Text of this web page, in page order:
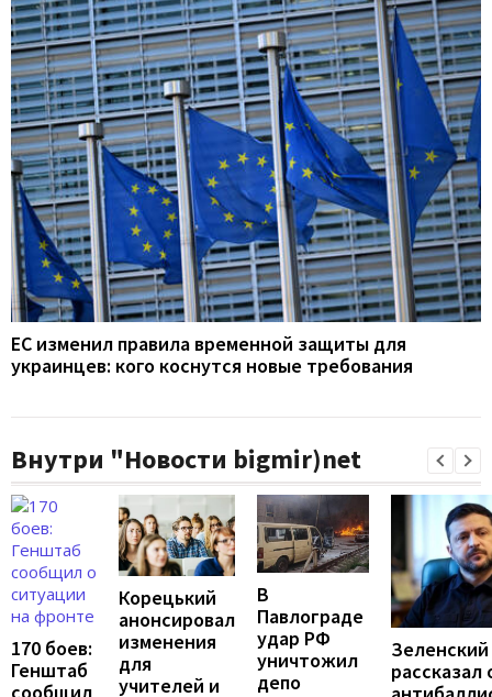
ЕС изменил правила временной защиты для
украинцев: кого коснутся новые требования
Внутри "Новости bigmir)net
170 боев:
Генштаб
сообщил
Корецький
анонсировал
изменения
для
учителей и
В
Павлограде
удар РФ
уничтожил
депо
Зеленский
рассказал